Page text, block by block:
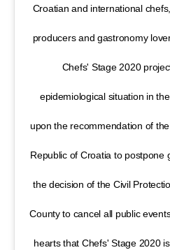
Croatian and international
producers and gastronomy
Chefs' Stage 2020
epidemiological situation in
upon the recommendation of
Republic of Croatia to postpone
the decision of the Civil
County to cancel all public
hearts that Chefs' Stage 2020